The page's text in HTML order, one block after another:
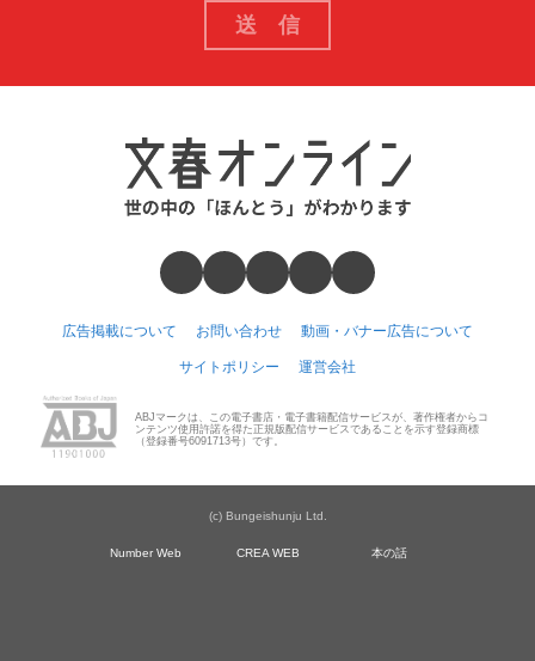
広告掲載について お問い合わせ 動画・バナー広告について
サイトポリシー 運営会社
ABJマークは、この電子書店・電子書籍配信サービスが、著作権者からコ
ンテンツ使用許諾を得た正規版配信サービスであることを示す登録商標
（登録番号6091713号）です。
(c) Bungeishunju Ltd.
Number Web CREA WEB 本の話